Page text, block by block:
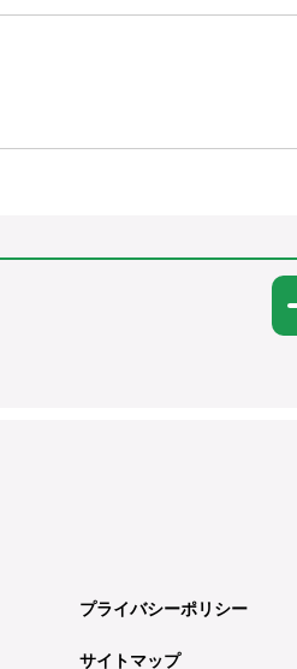
プライバシーポリシー
サイトマップ